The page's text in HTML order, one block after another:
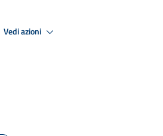
Vedi azioni